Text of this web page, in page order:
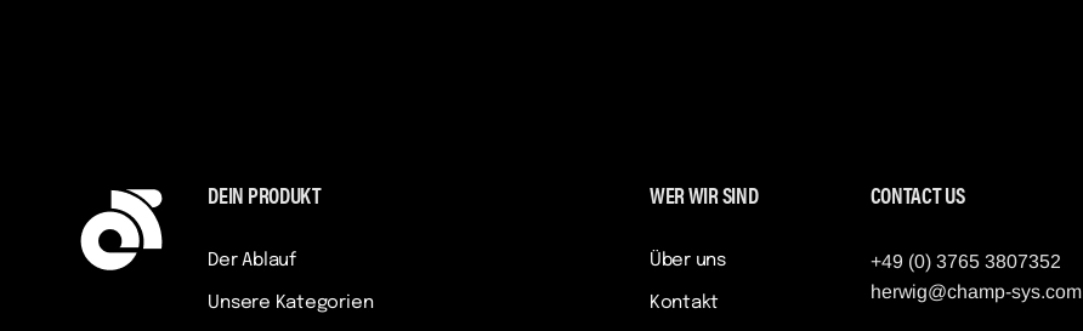
DEIN PRODUKT
Der Ablauf
Unsere Kategorien
WER WIR SIND
Über uns
Kontakt
CONTACT US
+49 (0) 3765 3807352
herwig@champ-sys.com